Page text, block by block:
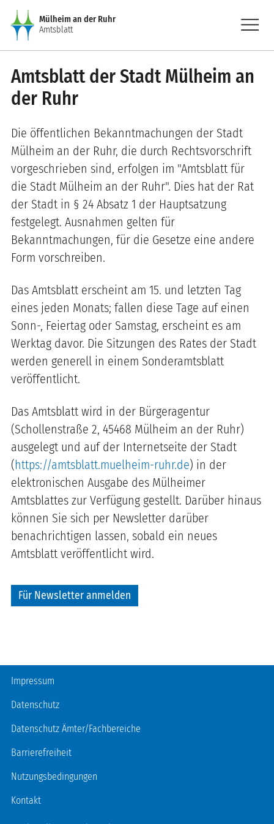
Direkt zum Inhalt
Mülheim an der Ruhr
Amtsblatt
menu
Amtsblatt der Stadt Mülheim an
der Ruhr
Die öffentlichen Bekanntmachungen der Stadt
Mülheim an der Ruhr, die durch Rechtsvorschrift
vorgeschrieben sind, erfolgen im "Amtsblatt für
die Stadt Mülheim an der Ruhr". Dies hat der Rat
der Stadt in § 24 Absatz 1 der Hauptsatzung
festgelegt. Ausnahmen gelten für
Bekanntmachungen, für die Gesetze eine andere
Form vorschreiben.
Das Amtsblatt erscheint am 15. und letzten Tag
eines jeden Monats; fallen diese Tage auf einen
Sonn-, Feiertag oder Samstag, erscheint es am
Werktag davor. Die Sitzungen des Rates der Stadt
werden generell in einem Sonderamtsblatt
veröffentlicht.
Das Amtsblatt wird in der Bürgeragentur
(Schollenstraße 2, 45468 Mülheim an der Ruhr)
ausgelegt und auf der Internetseite der Stadt
(https://amtsblatt.muelheim-ruhr.de) in der
elektronischen Ausgabe des Mülheimer
Amtsblattes zur Verfügung gestellt. Darüber hinaus
können Sie sich per Newsletter darüber
benachrichtigen lassen, sobald ein neues
Amtsblatt veröffentlicht wird.
Für Newsletter anmelden
Fußzeile
Impressum
Datenschutz
Datenschutz Ämter/Fachbereiche
Barrierefreiheit
Nutzungsbedingungen
Kontakt